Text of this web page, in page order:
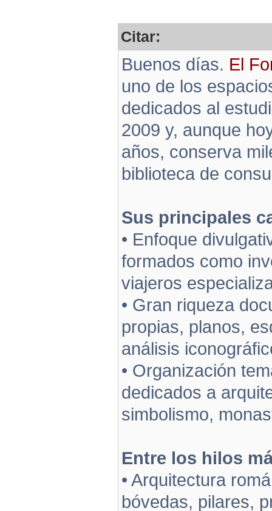
Citar:
Buenos días. El
uno de los
dedicados al
2009 y, aunque
años, conserva
biblioteca de
Sus principales
• Enfoque
formados como
viajeros
• Gran riqueza
propias, planos,
análisis
• Organización
dedicados a
simbolismo,
Entre los hilos
• Arquitectura
bóvedas, pilares,